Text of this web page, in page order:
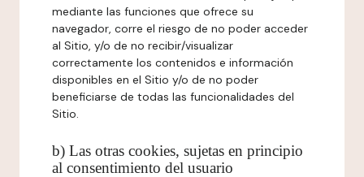
mediante las funciones que ofrece su
navegador, corre el riesgo de no poder acceder
al Sitio, y/o de no recibir/visualizar
correctamente los contenidos e información
disponibles en el Sitio y/o de no poder
beneficiarse de todas las funcionalidades del
Sitio.
b) Las otras cookies, sujetas en principio
al consentimiento del usuario